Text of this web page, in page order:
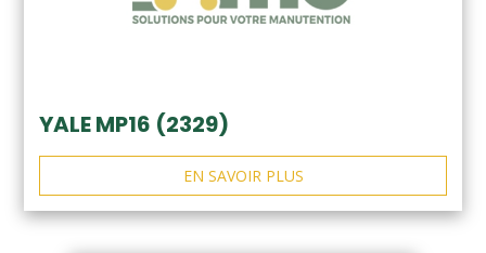
YALE MP16 (2329)
EN SAVOIR PLUS